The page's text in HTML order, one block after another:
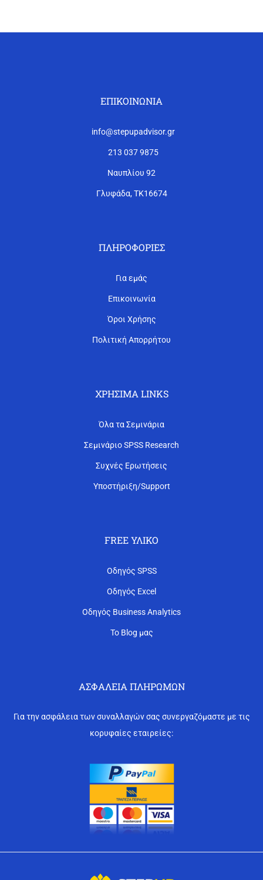
ΕΠΙΚΟΙΝΩΝΊΑ
info@stepupadvisor.gr
213 037 9875
Ναυπλίου 92
Γλυφάδα, ΤΚ16674
ΠΛΗΡΟΦΟΡΊΕΣ
Για εμάς
Επικοινωνία
Όροι Χρήσης
Πολιτική Απορρήτου
ΧΡΉΣΙΜΑ LINKS
Όλα τα Σεμινάρια
Σεμινάριο SPSS Research
Συχνές Ερωτήσεις
Υποστήριξη/Support
FREE ΥΛΙΚΌ
Οδηγός SPSS
Οδηγός Excel
Οδηγός Business Analytics
Το Blog μας
ΑΣΦΆΛΕΙΑ ΠΛΗΡΩΜΏΝ
Για την ασφάλεια των συναλλαγών σας συνεργαζόμαστε με τις
κορυφαίες εταιρείες: